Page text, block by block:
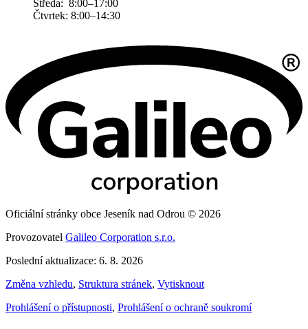
Středa: 8:00–17:00
Čtvrtek: 8:00–14:30
Oficiální stránky obce Jeseník nad Odrou © 2026
Provozovatel Galileo Corporation s.r.o.
Poslední aktualizace: 6. 8. 2026
Změna vzhledu, Struktura stránek, Vytisknout
Prohlášení o přístupnosti, Prohlášení o ochraně soukromí